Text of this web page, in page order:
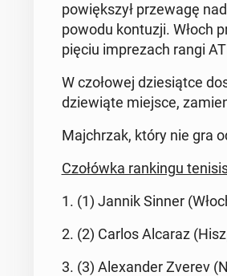
pow­ięk­szył przewagę
powodu kon­tuzji. Włoch
pięciu im­prezach rangi
W czołowej dziesiątce
dziewiąte miejsce,
Ma­jchrzak, który nie gra
Czołówka rankingu
1. (1) Jannik Sinner
2. (2) Carlos Alcaraz
3. (3) Alexan­der Zverev